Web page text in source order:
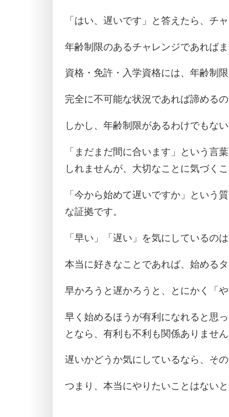
「はい、遅いです」と答えたら、チ
年齢制限のあるチャレンジであればま
資格・免許・入学資格には、年齢制
完全に不可能な状況であれば諦めるの
しかし、年齢制限があるわけでもな
「まだまだ間に合います」という言
しれませんが、大切なことに気づくこ
「今から始めて遅いですか」という
な証拠です。
「早い」「遅い」を気にしているの
本当に好きなことであれば、始める
早かろうと遅かろうと、とにかく「や
早く始めるほうが有利になれると思
となら、有利も不利も関係ありません
遅いかどうか気にしているなら、そ
つまり、本当にやりたいことはないと